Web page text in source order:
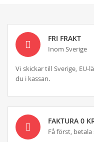
FRI FRAKT
Inom Sverige
Vi skickar till Sverige,
du i kassan.
FAKTURA 0
Få först, betala